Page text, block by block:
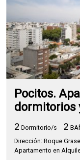
Pocitos.
dormitorios
2 Dormitorio/s 2
Dirección: Roque
Apartamento en